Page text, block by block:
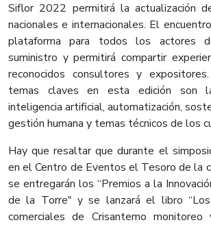
Siflor 2022 permitirá la actualización
nacionales e internacionales. El
plataforma para todos los actores
suministro y permitirá compartir
reconocidos consultores y
temas claves en esta edición son la
inteligencia artificial, automatización,
gestión humana y temas técnicos de los
Hay que resaltar que durante el
en el Centro de Eventos el Tesoro de la
se entregarán los “Premios a la
de la Torre" y se lanzará el libro
comerciales de Crisantemo